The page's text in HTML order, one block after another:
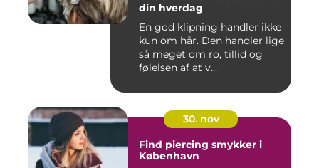
din hverdag
En god klipning handler ikke
kun om hår. Den handler lige
så meget om ro, tillid og
følelsen af at v...
30. nov
Find piercing smykker i
København